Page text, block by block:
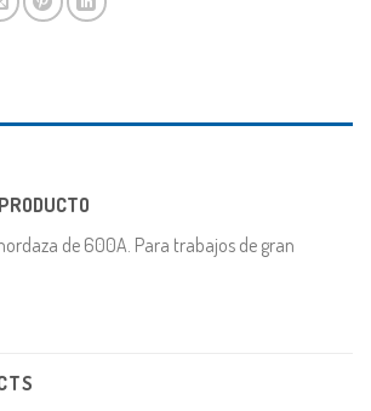
de 600A. Para trabajos de gran